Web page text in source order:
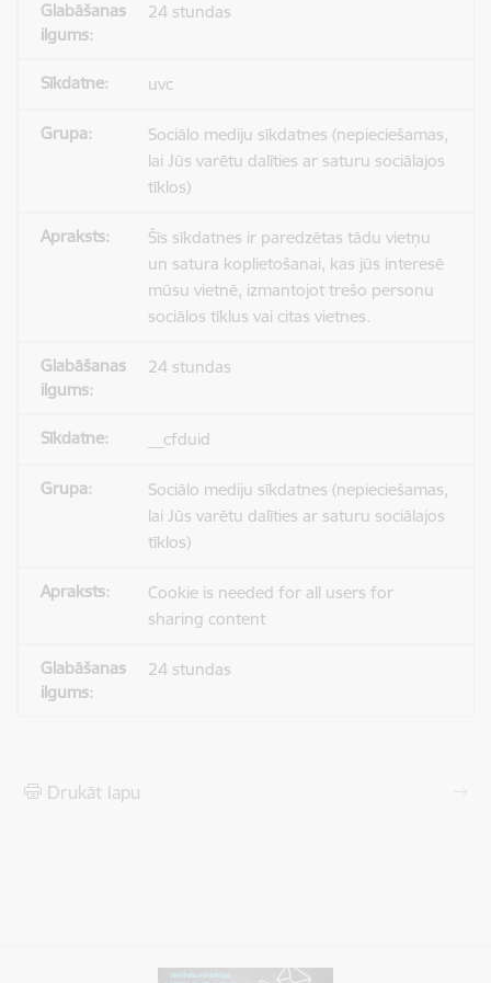
24 stundas
uvc
Sociālo mediju sīkdatnes (nepieciešamas,
lai Jūs varētu dalīties ar saturu sociālajos
tīklos)
Šīs sīkdatnes ir paredzētas tādu vietņu
un satura koplietošanai, kas jūs interesē
mūsu vietnē, izmantojot trešo personu
sociālos tīklus vai citas vietnes.
24 stundas
__cfduid
Sociālo mediju sīkdatnes (nepieciešamas,
lai Jūs varētu dalīties ar saturu sociālajos
tīklos)
Cookie is needed for all users for
sharing content
24 stundas
Drukāt lapu